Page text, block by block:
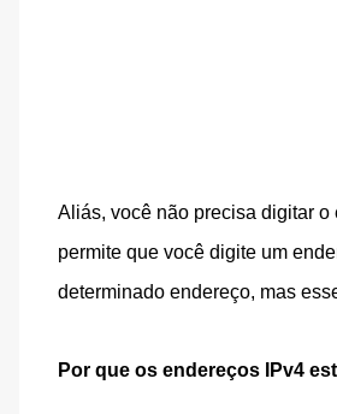
Aliás, você não precisa digitar
permite que você digite um
determinado endereço, mas
Por que os endereços IPv4